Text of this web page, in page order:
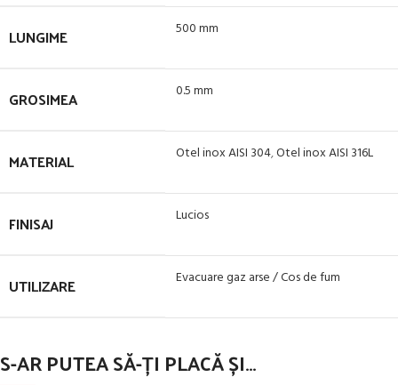
LUNGIME 500 mm
GROSIMEA 0.5 mm
MATERIAL Otel inox AISI 304,Otel inox AISI 316L
FINISAJ Lucios
UTILIZARE Evacuare gaz arse / Cos de fum
S-AR PUTEA SĂ-ȚI PLACĂ ȘI…